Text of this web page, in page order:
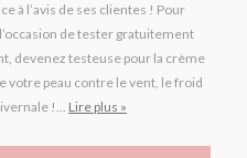
à l’avis de ses clientes ! Pour
de tester gratuitement
devenez testeuse pour la crème
votre peau contre le vent, le froid
!... Lire plus »